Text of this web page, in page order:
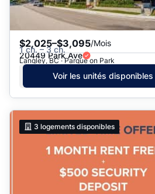
$2,025–$3,095/Mois
1 ch. – 3 ch.
20449 Park Ave
Langley, BC · Parque on Park
Voir les unités disponibles
3 logements disponibles